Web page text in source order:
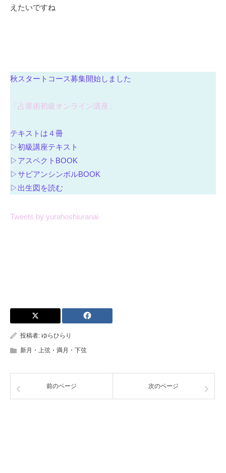
えたいですね
秋スタートコース募集開始しました
「占星術初級オンライン講座」
テキストは４冊
▷初級講座テキスト
▷アスペクトBOOK
▷サビアンシンボルBOOK
▷出生図を読む
Tweets by yurahoshiuranai
投稿者: ゆらひらり
新月・上弦・満月・下弦
前のページ 次のページ